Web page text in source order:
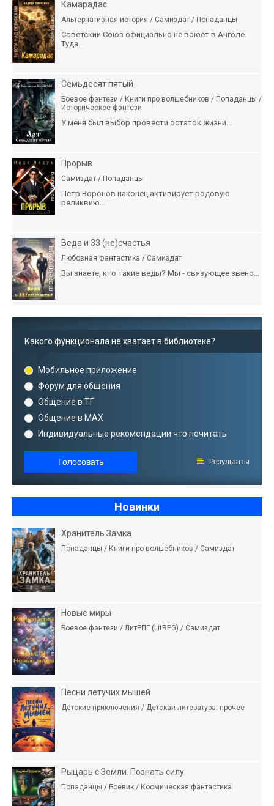
Камарадас
Альтернативная история / Самиздат / Попаданцы
Советский Союз официально не воюет в Анголе.
Туда...
Семьдесят пятый
Боевое фэнтези / Книги про волшебников / Попаданцы /
Историческое фэнтези
У меня был выбор провести остаток жизни...
Прорыв
Самиздат / Попаданцы
Пётр Воронов наконец активирует родовую
реликвию...
Веда и 33 (не)счастья
Любовная фантастика / Самиздат
Вы знаете, кто такие веды? Мы - связующее звено...
Какого функционала не хватает в библиотеке?
Мобильное приложение
Форум для общения
Общение в ТГ
Общение в MAX
Индивидуальные рекомендации что почитать
Голосовать Результаты
Новинки
Хранитель Замка
Попаданцы / Книги про волшебников / Самиздат
Новые миры
Боевое фэнтези / ЛитРПГ (LitRPG) / Самиздат
Песни летучих мышей
Детские приключения / Детская литература: прочее
Рыцарь с Земли. Познать силу
Попаданцы / Боевик / Космическая фантастика